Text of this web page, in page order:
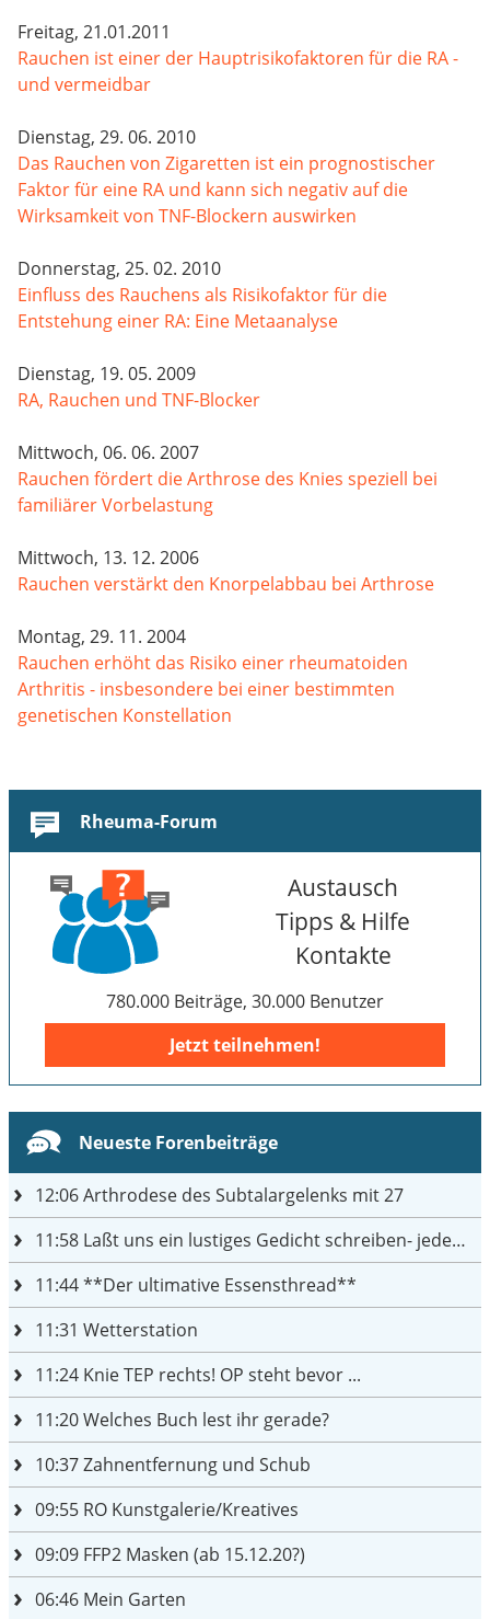
Freitag, 21.01.2011
Rauchen ist einer der Hauptrisikofaktoren für die RA -
und vermeidbar
Dienstag, 29. 06. 2010
Das Rauchen von Zigaretten ist ein prognostischer
Faktor für eine RA und kann sich negativ auf die
Wirksamkeit von TNF-Blockern auswirken
Donnerstag, 25. 02. 2010
Einfluss des Rauchens als Risikofaktor für die
Entstehung einer RA: Eine Metaanalyse
Dienstag, 19. 05. 2009
RA, Rauchen und TNF-Blocker
Mittwoch, 06. 06. 2007
Rauchen fördert die Arthrose des Knies speziell bei
familiärer Vorbelastung
Mittwoch, 13. 12. 2006
Rauchen verstärkt den Knorpelabbau bei Arthrose
Montag, 29. 11. 2004
Rauchen erhöht das Risiko einer rheumatoiden
Arthritis - insbesondere bei einer bestimmten
genetischen Konstellation
Rheuma-Forum
Austausch
Tipps & Hilfe
Kontakte
780.000 Beiträge, 30.000 Benutzer
Jetzt teilnehmen!
Neueste Forenbeiträge
12:06Arthrodese des Subtalargelenks mit 27
11:58 Laßt uns ein lustiges Gedicht schreiben- jeder einen Satz
11:44**Der ultimative Essensthread**
11:31 Wetterstation
11:24 Knie TEP rechts! OP steht bevor ...
11:20Welches Buch lest ihr gerade?
10:37Zahnentfernung und Schub
09:55 RO Kunstgalerie/Kreatives
09:09 FFP2 Masken (ab 15.12.20?)
06:46 Mein Garten